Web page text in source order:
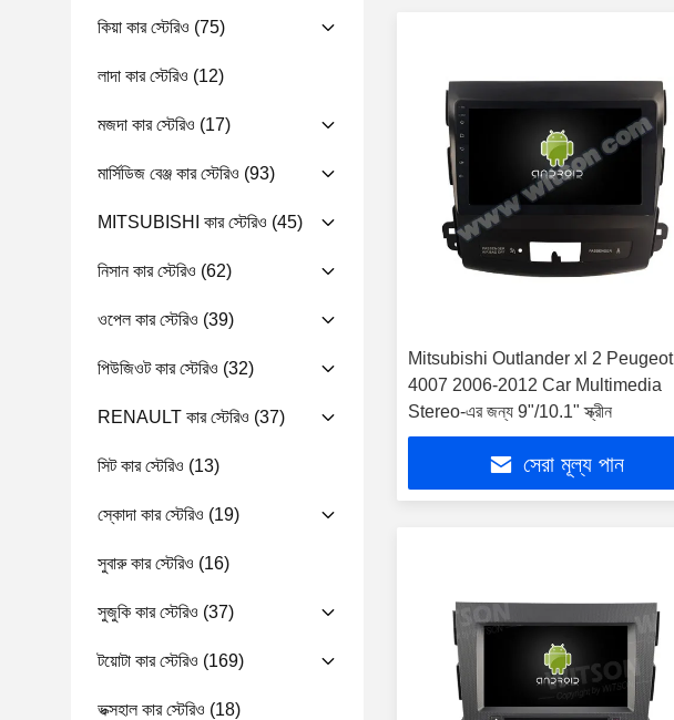
কিয়া কার স্টেরিও (75)
লাদা কার স্টেরিও (12)
মজদা কার স্টেরিও (17)
মার্সিডিজ বেঞ্জ কার স্টেরিও (93)
MITSUBISHI কার স্টেরিও (45)
নিসান কার স্টেরিও (62)
ওপেল কার স্টেরিও (39)
পিউজিওট কার স্টেরিও (32)
RENAULT কার স্টেরিও (37)
সিট কার স্টেরিও (13)
স্কোদা কার স্টেরিও (19)
সুবারু কার স্টেরিও (16)
সুজুকি কার স্টেরিও (37)
টয়োটা কার স্টেরিও (169)
ভক্সহাল কার স্টেরিও (18)
Mitsubishi Outlander xl 2 Peugeot
4007 2006-2012 Car Multimedia
Stereo-এর জন্য 9"/10.1" স্ক্রীন
সেরা মূল্য পান